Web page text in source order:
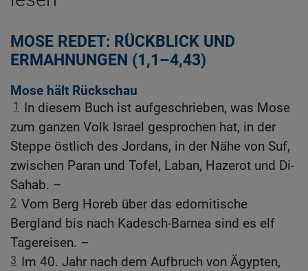
MOSE REDET: RÜCKBLICK UND
ERMAHNUNGEN (1,1–4,43)
Mose hält Rückschau
1
In diesem Buch ist aufgeschrieben, was Mose
zum ganzen Volk Israel gesprochen hat, in der
Steppe östlich des Jordans, in der Nähe von Suf,
zwischen Paran und Tofel, Laban, Hazerot und Di-
Sahab. –
2 Vom Berg Horeb über das edomitische
Bergland bis nach Kadesch-Barnea sind es elf
Tagereisen. –
3 Im 40. Jahr nach dem Aufbruch von Ägypten,